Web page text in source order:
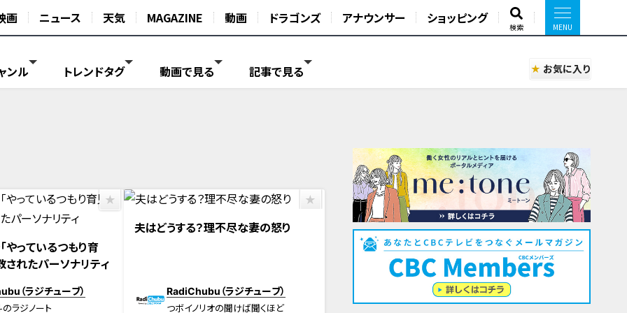
画 ニュース 天気 MAGAZINE 動画 ドラゴンズ アナウンサー ショッピング
検索
ンル トレンドタグ 動画で見る 記事で見る お気に入り
やっているつもり育
されたパーソナリティ
（ラジチューブ）
ラジノート
夫はどうする？理不尽な妻の怒り
RadiChubu（ラジチューブ）
つボイノリオの聞けば聞くほど